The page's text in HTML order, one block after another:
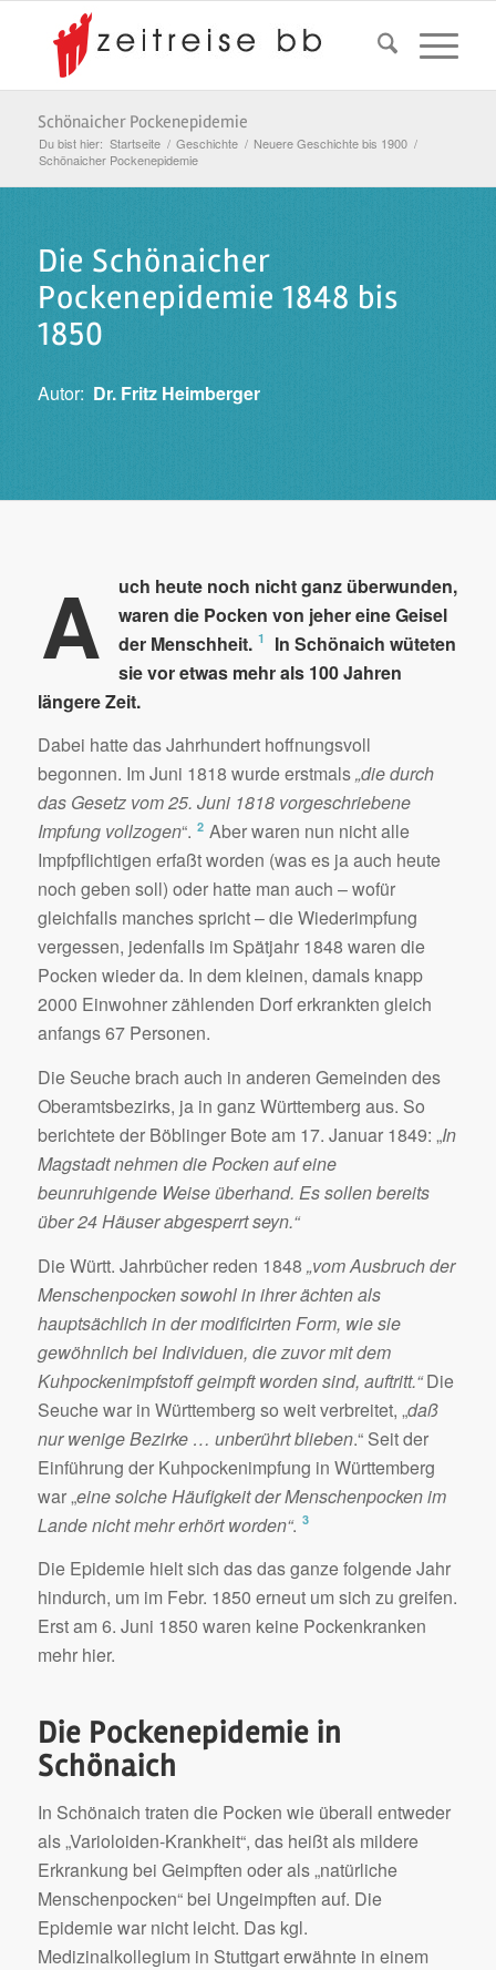
Schönaicher Pockenepidemie
Du bist hier: Startseite / Geschichte / Neuere Geschichte bis 1900 /
Schönaicher Pockenepidemie
Die Schönaicher
Pockenepidemie 1848 bis
1850
Autor: Dr. Fritz Heimberger
A uch heute noch nicht ganz überwunden,
waren die Pocken von jeher eine Geisel
der Menschheit. 1
In Schönaich wüteten
sie vor etwas mehr als 100 Jahren
längere Zeit.
Dabei hatte das Jahrhundert hoffnungsvoll
begonnen. Im Juni 1818 wurde erstmals„die durch
das Gesetz vom 25. Juni 1818 vorgeschriebene
Impfung vollzogen“. 2 Aber waren nun nicht alle
Impfpflichtigen erfaßt worden (was es ja auch heute
noch geben soll) oder hatte man auch – wofür
gleichfalls manches spricht – die Wiederimpfung
vergessen, jedenfalls im Spätjahr 1848 waren die
Pocken wieder da. In dem kleinen, damals knapp
2000 Einwohner zählenden Dorf erkrankten gleich
anfangs 67 Personen.
Die Seuche brach auch in anderen Gemeinden des
Oberamtsbezirks, ja in ganz Württemberg aus. So
berichtete der Böblinger Bote am 17. Januar 1849: „In
Magstadt nehmen die Pocken auf eine
beunruhigende Weise überhand. Es sollen bereits
über 24 Häuser abgesperrt seyn.“
Die Württ. Jahrbücher reden 1848 „vom Ausbruch der
Menschenpocken sowohl in ihrer ächten als
hauptsächlich in der modificirten Form, wie sie
gewöhnlich bei Individuen, die zuvor mit dem
Kuhpockenimpfstoff geimpft worden sind, auftritt.“Die
Seuche war in Württemberg so weit verbreitet, „daß
nur wenige Bezirke … unberührt blieben.“ Seit der
Einführung der Kuhpockenimpfung in Württemberg
war „eine solche Häufigkeit der Menschenpocken im
Lande nicht mehr erhört worden“. 3
Die Epidemie hielt sich das das ganze folgende Jahr
hindurch, um im Febr. 1850 erneut um sich zu greifen.
Erst am 6. Juni 1850 waren keine Pockenkranken
mehr hier.
Die Pockenepidemie in
Schönaich
In Schönaich traten die Pocken wie überall entweder
als „Varioloiden-Krankheit“, das heißt als mildere
Erkrankung bei Geimpften oder als „natürliche
Menschenpocken“ bei Ungeimpften auf. Die
Epidemie war nicht leicht. Das kgl.
Medizinalkollegium in Stuttgart erwähnte in einem